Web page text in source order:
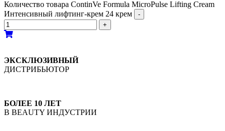
Количество товара ContinVe Formula MicroPulse Lifting Cream
Интенсивный лифтинг-крем 24 крем
-
+
ЭКСКЛЮЗИВНЫЙ
ДИСТРИБЬЮТОР
БОЛЕЕ 10 ЛЕТ
В BEAUTY ИНДУСТРИИ